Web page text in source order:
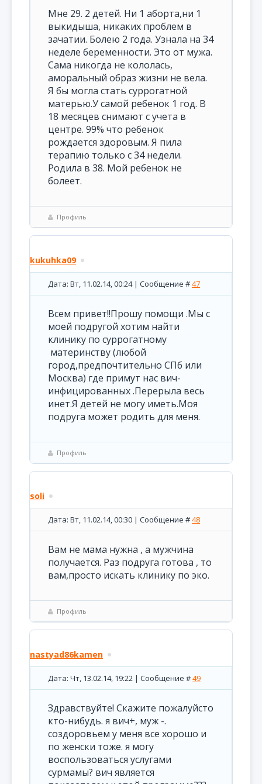
Мне 29. 2 детей. Ни 1 аборта,ни 1
выкидыша, никаких проблем в
зачатии. Болею 2 года. Узнала на 34
неделе беременности. Это от мужа.
Сама никогда не кололась,
аморальный образ жизни не вела.
Я бы могла стать суррогатной
матерью.У самой ребенок 1 год. В
18 месяцев снимают с учета в
центре. 99% что ребенок
рождается здоровым. Я пила
терапию только с 34 недели.
Родила в 38. Мой ребенок не
болеет.
Профиль
kukuhka09
Дата: Вт, 11.02.14, 00:24 | Сообщение #47
Всем привет!!Прошу помощи .Мы с
моей подругой хотим найти
клинику по суррогатному
материнству (любой
город,предпочтительно СПб или
Москва) где примут нас вич-
инфицированных .Перерыла весь
инет.Я детей не могу иметь.Моя
подруга может родить для меня.
Профиль
soli
Дата: Вт, 11.02.14, 00:30 | Сообщение #48
Вам не мама нужна , а мужчина
получается. Раз подруга готова , то
вам,просто искать клинику по эко.
Профиль
nastyad86kamen
Дата: Чт, 13.02.14, 19:22 | Сообщение #49
Здравствуйте! Скажите пожалуйсто
кто-нибудь. я вич+, муж -.
создоровьем у меня все хорошо и
по женски тоже. я могу
воспользоваться услугами
сурмамы? вич является